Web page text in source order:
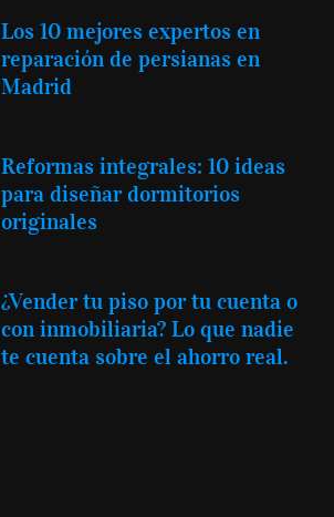
Los 10 mejores expertos en
reparación de persianas en
Madrid
Reformas integrales: 10 ideas
para diseñar dormitorios
originales
¿Vender tu piso por tu cuenta o
con inmobiliaria? Lo que nadie
te cuenta sobre el ahorro real.